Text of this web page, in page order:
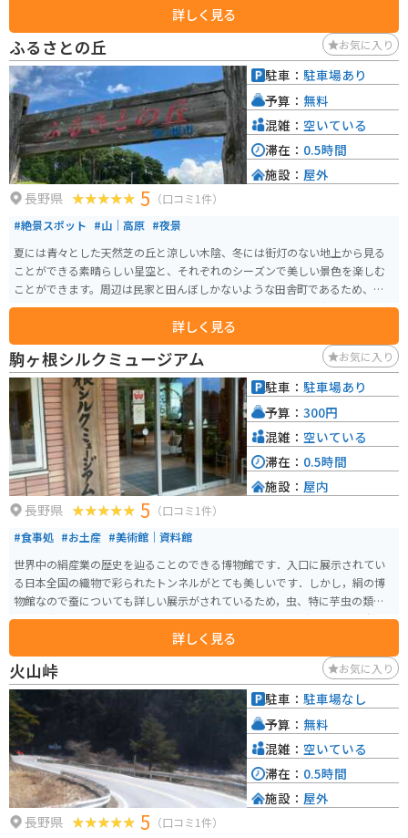
詳しく見る
ふるさとの丘 お気に入り
長野県 5 （口コミ1件）
#絶景スポット #山｜高原 #夜景
夏には青々とした天然芝の丘と涼しい木陰、冬には街灯のない地上から見る
ことができる素晴らしい星空と、それぞれのシーズンで美しい景色を楽しむ
ことができます。周辺は民家と田んぼしかないような田舎町であるため、混
雑することはほとんどありません。バイクで訪れて、静かな田舎の風景を楽
詳しく見る
駐車： 駐車場あり
予算： 無料
混雑： 空いている
滞在： 0.5時間
施設： 屋外
駒ヶ根シルクミュージアム お気に入り
長野県 5 （口コミ1件）
#食事処 #お土産 #美術館｜資料館
世界中の絹産業の歴史を辿ることのできる博物館です．入口に展示されてい
る日本全国の織物で彩られたトンネルがとても美しいです．しかし，絹の博
物館なので蚕についても詳しい展示がされているため，虫、特に芋虫の類が
苦手な方は厳しいと思います．また，建物内に「バイキングレストラン奈々
ちゃん」というレストランがあるので，食事を取ることも可能です．
詳しく見る
駐車： 駐車場あり
予算： 300円
混雑： 空いている
滞在： 0.5時間
施設： 屋内
火山峠 お気に入り
長野県 5 （口コミ1件）
駐車： 駐車場なし
予算： 無料
混雑： 空いている
滞在： 0.5時間
施設： 屋外